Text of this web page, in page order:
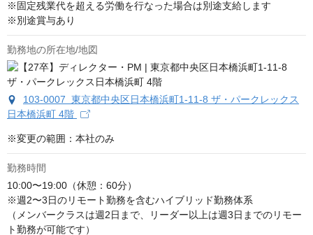
※固定残業代を超える労働を行なった場合は別途支給します
※別途賞与あり
勤務地の所在地/地図
103-0007 東京都中央区日本橋浜町1-11-8 ザ・パークレックス
日本橋浜町 4階
※変更の範囲：本社のみ
勤務時間
10:00〜19:00（休憩：60分）
※週2〜3日のリモート勤務を含むハイブリッド勤務体系
（メンバークラスは週2日まで、リーダー以上は週3日までのリモー
ト勤務が可能です）